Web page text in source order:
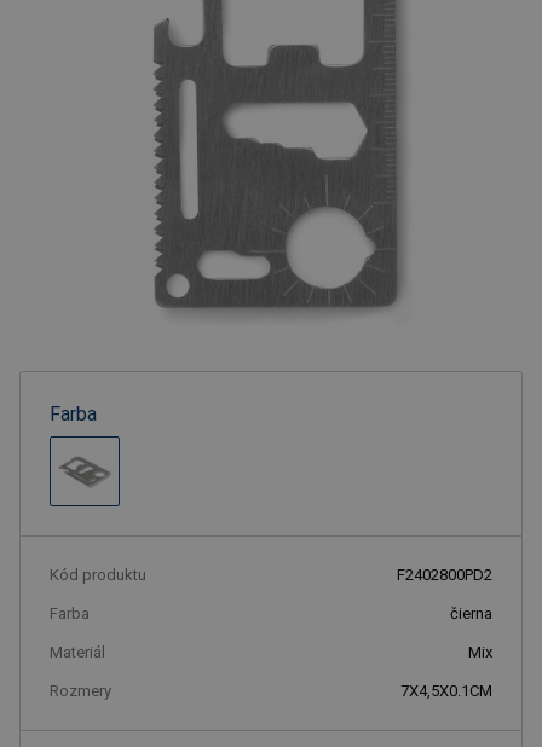
Farba
Kód produktu F2402800PD2
Farba čierna
Materiál Mix
Rozmery 7X4,5X0.1CM